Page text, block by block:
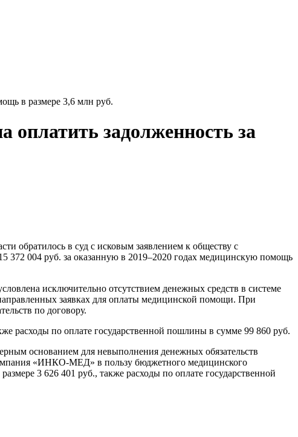
в размере 3,6 млн руб.
задолженность за
обратилось в суд с исковым заявлением к обществу с
004 руб. за оказанную в 2019–2020 годах медицинскую помощь
исключительно отсутствием денежных средств в системе
заявках для оплаты медицинской помощи. При
по договору.
расходы по оплате государственной пошлины в сумме 99 860 руб.
основанием для невыполнения денежных обязательств
«ИНКО-МЕД» в пользу бюджетного медицинского
3 626 401 руб., также расходы по оплате государственной